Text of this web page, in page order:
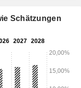
Schätzungen